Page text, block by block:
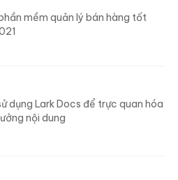
mềm quản lý bán hàng tốt
dụng Lark Docs để trực quan hóa
nội dung